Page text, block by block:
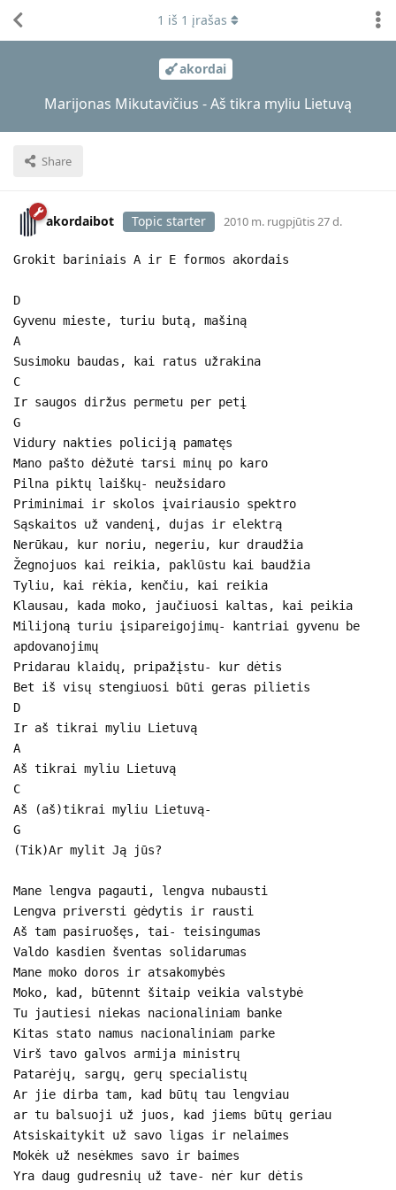
akordai
Marijonas Mikutavičius - Aš tikra myliu Lietuvą
Share
1 iš 1 įrašas
akordaibot Topic starter 2010 m. rugpjūtis 27 d.
Grokit bariniais A ir E formos akordais
D
Gyvenu mieste, turiu butą, mašiną
A
Susimoku baudas, kai ratus užrakina
C
Ir saugos diržus permetu per petį
G
Vidury nakties policiją pamatęs
Mano pašto dėžutė tarsi minų po karo
Pilna piktų laiškų- neužsidaro
Priminimai ir skolos įvairiausio spektro
Sąskaitos už vandenį, dujas ir elektrą
Nerūkau, kur noriu, negeriu, kur draudžia
Žegnojuos kai reikia, paklūstu kai baudžia
Tyliu, kai rėkia, kenčiu, kai reikia
Klausau, kada moko, jaučiuosi kaltas, kai peikia
Milijoną turiu įsipareigojimų- kantriai gyvenu be
apdovanojimų
Pridarau klaidų, pripažįstu- kur dėtis
Bet iš visų stengiuosi būti geras pilietis
D
Ir aš tikrai myliu Lietuvą
A
Aš tikrai myliu Lietuvą
C
Aš (aš)tikrai myliu Lietuvą-
G
(Tik)Ar mylit Ją jūs?
Mane lengva pagauti, lengva nubausti
Lengva priversti gėdytis ir rausti
Aš tam pasiruošęs, tai- teisingumas
Valdo kasdien šventas solidarumas
Mane moko doros ir atsakomybės
Moko, kad, būtennt šitaip veikia valstybė
Tu jautiesi niekas nacionaliniam banke
Kitas stato namus nacionaliniam parke
Virš tavo galvos armija ministrų
Patarėjų, sargų, gerų specialistų
Ar jie dirba tam, kad būtų tau lengviau
ar tu balsuoji už juos, kad jiems būtų geriau
Atsiskaitykit už savo ligas ir nelaimes
Mokėk už nesėkmes savo ir baimes
Yra daug gudresnių už tave- nėr kur dėtis